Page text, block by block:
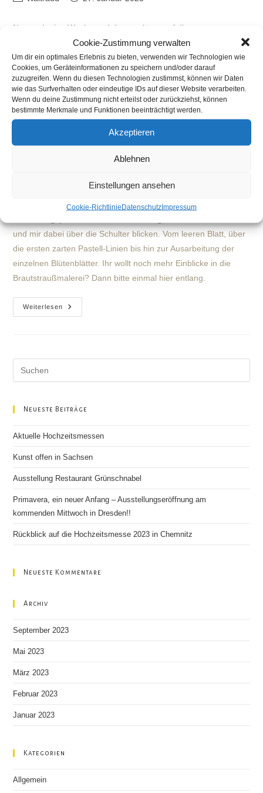
Cookie-Zustimmung verwalten
Um dir ein optimales Erlebnis zu bieten, verwenden wir Technologien wie
Cookies, um Geräteinformationen zu speichern und/oder darauf
zuzugreifen. Wenn du diesen Technologien zustimmst, können wir Daten
wie das Surfverhalten oder eindeutige IDs auf dieser Website verarbeiten.
Wenn du deine Zustimmung nicht erteilst oder zurückziehst, können
bestimmte Merkmale und Funktionen beeinträchtigt werden.
Akzeptieren
Ablehnen
Einstellungen ansehen
Cookie-RichtlinieDatenschutzImpressum
Nur noch eine Woche und dann geht es auf die
Hochzeitsmesse "Inspiration liebe" nach Chemnitz
(Kraftverkehr). Jetzt heißt es, Papier und Maluntergründe
zusammensuchen, Malplatten streichen, Staffeleien und
aktuelle Gemälde zusammenpacken, und natürlich die Deko
nicht vergessen, denn so ein Messestand soll ja auch etwas
hermachen ;) Mein neues Roll-Up Banner ist endlich da und
wartet schon sehnsüchtig auf seinen Einsatz. Hier habt ihr
einen kleinen Vorgeschmack darauf. Und dann kann es
nächsten Samstag auch schon losgehen. Ich freue mich auf
Gepäck befindet sich auch ein echter Brautstrauß. Und genau
diesen werde ich LIVE malen! Ihr dürft beim
und mir dabei über die Schulter blicken. Vom leeren Blatt, über
die ersten zarten Pastell-Linien bis hin zur Ausarbeitung der
einzelnen Blütenblätter. Ihr wollt noch mehr Einblicke in die
Brautstraußmalerei? Dann bitte einmal hier entlang.
Weiterlesen
Letzte
Vorbereitungen
Auf
Neueste Beiträge
Aktuelle Hochzeitsmessen
Kunst offen in Sachsen
Ausstellung Restaurant Grünschnabel
Primavera, ein neuer Anfang – Ausstellungseröffnung am
kommenden Mittwoch in Dresden!!
Rückblick auf die Hochzeitsmesse 2023 in Chemnitz
Neueste Kommentare
Archiv
September 2023
Mai 2023
März 2023
Februar 2023
Januar 2023
Kategorien
Allgemein